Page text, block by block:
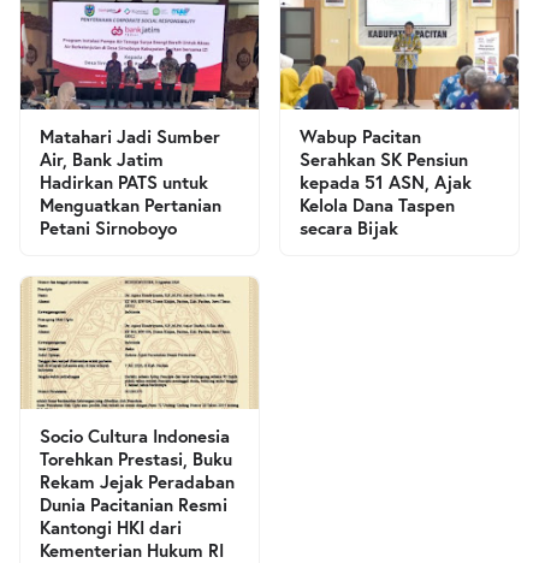
Matahari Jadi Sumber
Air, Bank Jatim
Hadirkan PATS untuk
Menguatkan Pertanian
Petani Sirnoboyo
Wabup Pacitan
Serahkan SK Pensiun
kepada 51 ASN, Ajak
Kelola Dana Taspen
secara Bijak
Socio Cultura Indonesia
Torehkan Prestasi, Buku
Rekam Jejak Peradaban
Dunia Pacitanian Resmi
Kantongi HKI dari
Kementerian Hukum RI